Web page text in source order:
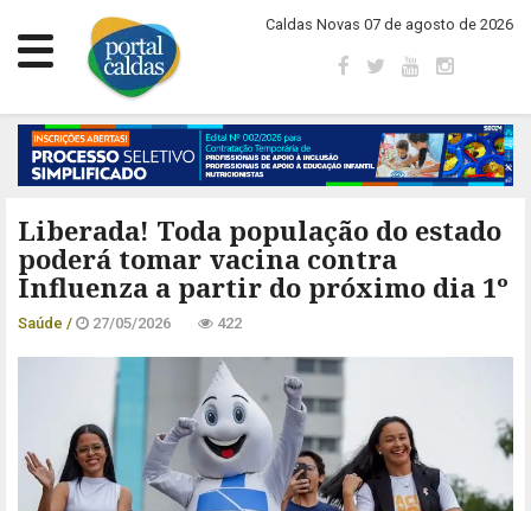
Caldas Novas 07 de agosto de 2026
Liberada! Toda população do estado
poderá tomar vacina contra
Influenza a partir do próximo dia 1º
Saúde / 27/05/2026 422